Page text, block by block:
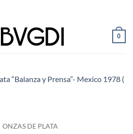
0
ONZAS DE PLATA